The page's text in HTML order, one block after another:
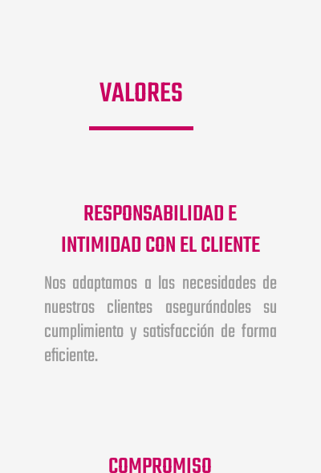
VALORES
RESPONSABILIDAD E
INTIMIDAD CON EL CLIENTE
Nos adaptamos a las necesidades de
nuestros clientes asegurándoles su
cumplimiento y satisfacción de forma
eficiente.
COMPROMISO